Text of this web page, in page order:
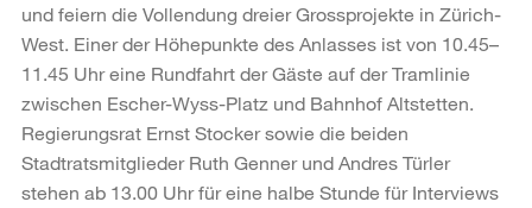
und feiern die Vollendung dreier Grossprojekte in Zürich-
West. Einer der Höhepunkte des Anlasses ist von 10.45–
11.45 Uhr eine Rundfahrt der Gäste auf der Tramlinie
zwischen Escher-Wyss-Platz und Bahnhof Altstetten.
Regierungsrat Ernst Stocker sowie die beiden
Stadtratsmitglieder Ruth Genner und Andres Türler
stehen ab 13.00 Uhr für eine halbe Stunde für Interviews